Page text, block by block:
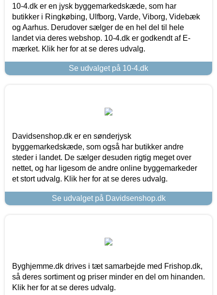
10-4.dk er en jysk byggemarkedskæde, som har
butikker i Ringkøbing, Ulfborg, Varde, Viborg, Videbæk
og Aarhus. Derudover sælger de en hel del til hele
landet via deres webshop. 10-4.dk er godkendt af E-
mærket. Klik her for at se deres udvalg.
Se udvalget på 10-4.dk
Davidsenshop.dk er en sønderjysk
byggemarkedskæde, som også har butikker andre
steder i landet. De sælger desuden rigtig meget over
nettet, og har ligesom de andre online byggemarkeder
et stort udvalg. Klik her for at se deres udvalg.
Se udvalget på Davidsenshop.dk
Byghjemme.dk drives i tæt samarbejde med Frishop.dk,
så deres sortiment og priser minder en del om hinanden.
Klik her for at se deres udvalg.